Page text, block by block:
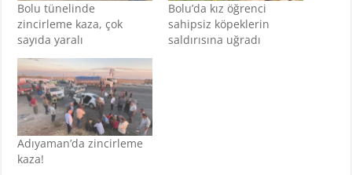
Bolu tünelinde
zincirleme kaza, çok
sayıda yaralı
Bolu’da kız öğrenci
sahipsiz köpeklerin
saldırısına uğradı
Adıyaman’da zincirleme
kaza!